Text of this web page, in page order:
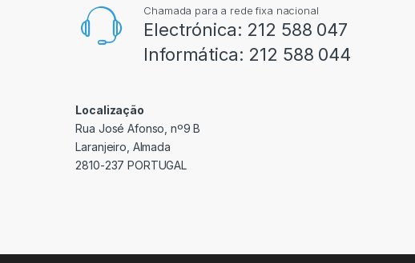
Chamada para a rede fixa nacional
Electrónica: 212 588 047
Informática: 212 588 044
Localização
Rua José Afonso, nº9 B
Laranjeiro, Almada
2810-237 PORTUGAL